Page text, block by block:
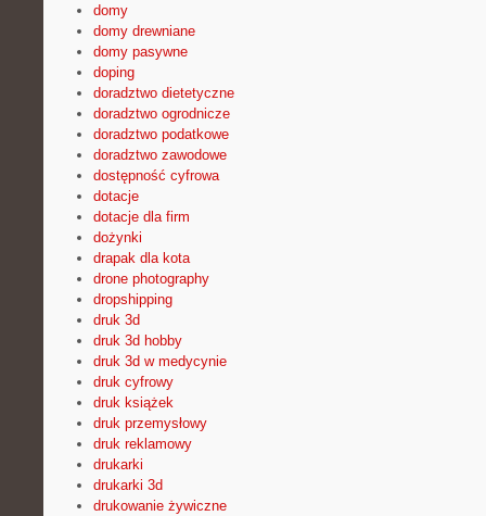
domy
domy drewniane
domy pasywne
doping
doradztwo dietetyczne
doradztwo ogrodnicze
doradztwo podatkowe
doradztwo zawodowe
dostępność cyfrowa
dotacje
dotacje dla firm
dożynki
drapak dla kota
drone photography
dropshipping
druk 3d
druk 3d hobby
druk 3d w medycynie
druk cyfrowy
druk książek
druk przemysłowy
druk reklamowy
drukarki
drukarki 3d
drukowanie żywiczne